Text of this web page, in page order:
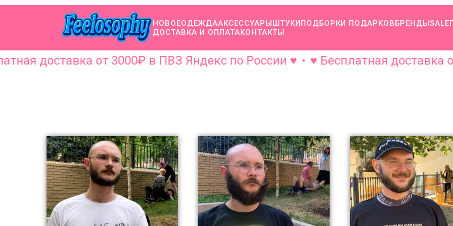
НОВОЕОДЕЖДААКСЕССУАРЫШТУКИПОДБОРКИ ПОДАРКОВБРЕНДЫSALE
ДОСТАВКА И ОПЛАТАКОНТАКТЫ
доставка от 3000₽ в ПВЗ Яндекс по России ♥ ♥ Бесплатная доставка от